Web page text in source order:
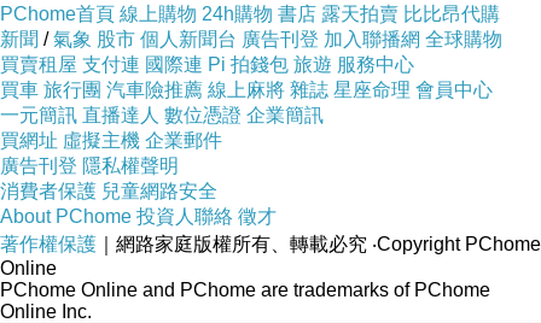
PChome首頁 線上購物 24h購物 書店 露天拍賣 比比昂代購
新聞 /氣象 股市 個人新聞台 廣告刊登 加入聯播網 全球購物
買賣租屋 支付連 國際連 Pi 拍錢包 旅遊 服務中心
買車 旅行團 汽車險推薦 線上麻將 雜誌 星座命理 會員中心
一元簡訊 直播達人 數位憑證 企業簡訊
買網址 虛擬主機 企業郵件
廣告刊登 隱私權聲明
消費者保護 兒童網路安全
About PChome 投資人聯絡 徵才
著作權保護 ｜網路家庭版權所有、轉載必究 ‧Copyright PChome
Online
PChome Online and PChome are trademarks of PChome
Online Inc.